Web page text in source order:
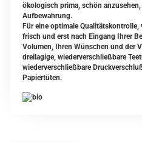
ökologisch prima, schön
Aufbewahrung.
Für eine optimale
frisch und erst nach Eingang Ihrer
Volumen, Ihren Wünschen und der
dreilagige, wiederverschließbare
wiederverschließbare
Papiertüten.